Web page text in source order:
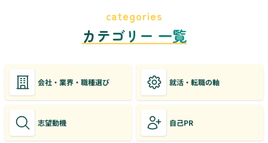
categories
カテゴリー 一覧
会社・業界・職種選び 就活・転職の軸
志望動機 自己PR